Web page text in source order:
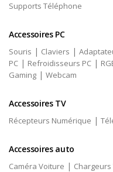
Supports Téléphone
Accessoires PC
Souris | Claviers |
PC | Refroidisseurs PC |
Gaming | Webcam
Accessoires TV
Récepteurs Numérique |
Accessoires auto
Caméra Voiture |